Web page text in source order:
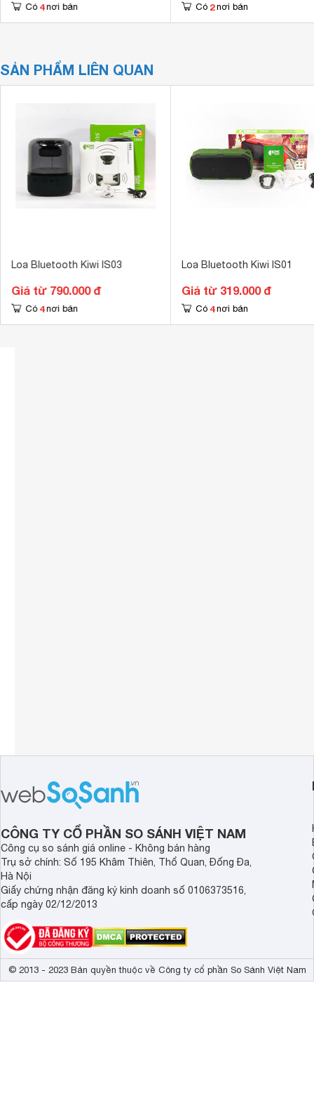
Có 4 nơi bán Có 2 nơi bán
SẢN PHẨM LIÊN QUAN
Loa Bluetooth Kiwi IS03
Giá từ 790.000 đ
Có 4 nơi bán
Loa Bluetooth Kiwi IS01
Giá từ 319.000 đ
Có 4 nơi bán
CÔNG TY CỔ PHẦN SO SÁNH VIỆT NAM
Công cụ so sánh giá online - Không bán hàng
Trụ sở chính: Số 195 Khâm Thiên, Thổ Quan, Đống Đa,
Hà Nội
Giấy chứng nhận đăng ký kinh doanh số 0106373516,
cấp ngày 02/12/2013
© 2013 - 2023 Bản quyền thuộc về Công ty cổ phần So Sánh Việt Nam